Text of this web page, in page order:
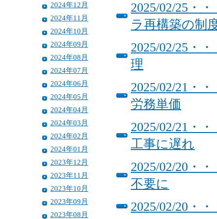
2024年12月
2024年11月
2024年10月
2024年09月
2024年08月
2024年07月
2024年06月
2024年05月
2024年04月
2024年03月
2024年02月
2024年01月
2023年12月
2023年11月
2023年10月
2023年09月
2023年08月
2025/02/25・
ラ再構築の制
2025/02/25・
理
2025/02/21・
労務単価
2025/02/21・
工事に遅れ
2025/02/20・
不要に
2025/02/20・